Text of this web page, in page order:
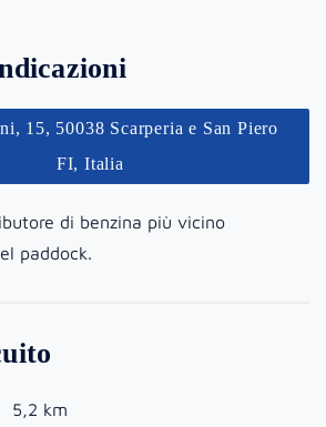
15, 50038 Scarperia e San Piero
FI, Italia
di benzina più vicino
paddock.
5,2 km